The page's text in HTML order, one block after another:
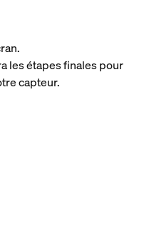
les étapes finales pour
capteur.